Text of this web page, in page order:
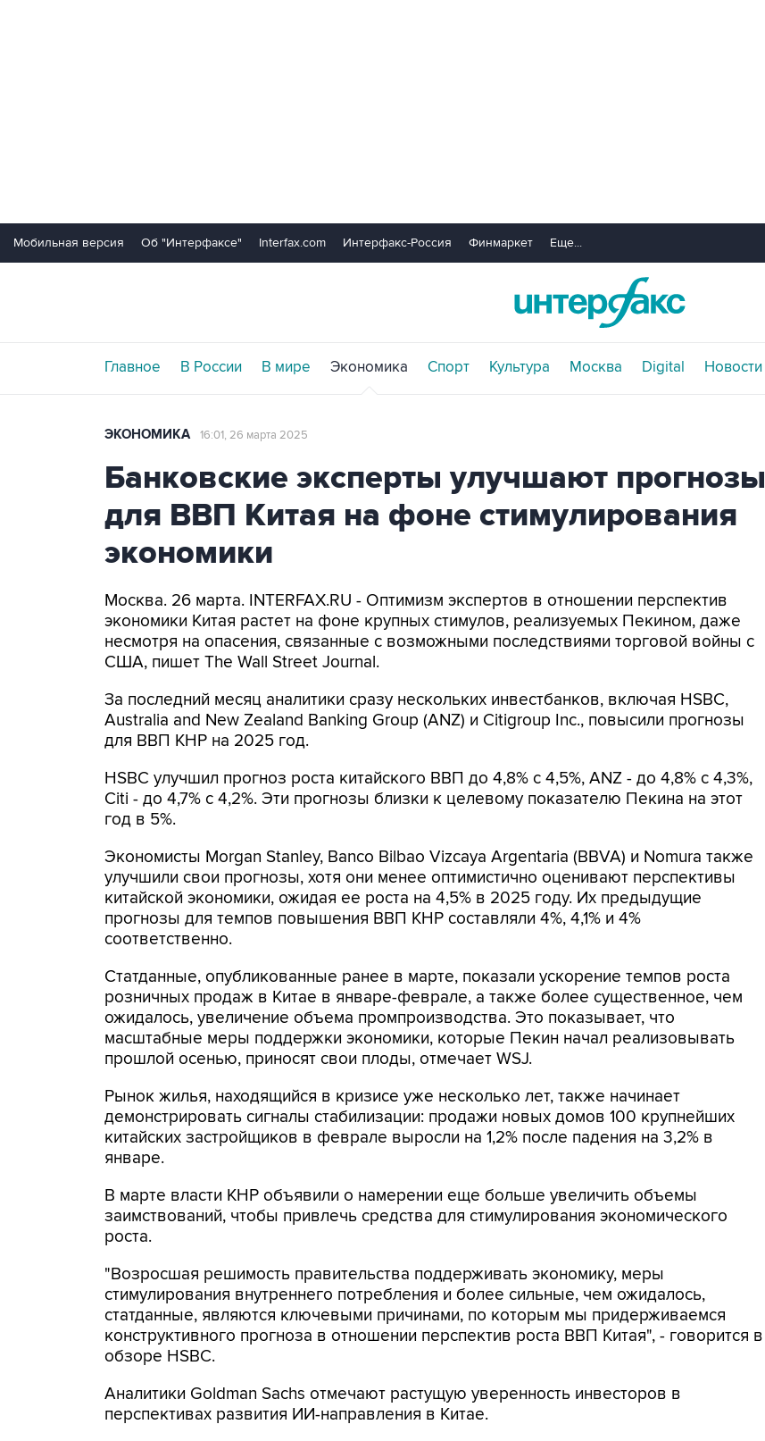
Мобильная версия Об "Интерфаксе" Interfax.com Интерфакс-Россия Финмаркет Еще...
Главное В России В мире Экономика Спорт Культура Москва Digital Новости
ЭКОНОМИКА 16:01, 26 марта 2025
Банковские эксперты улучшают прогнозы
для ВВП Китая на фоне стимулирования
экономики
Москва. 26 марта. INTERFAX.RU - Оптимизм экспертов в отношении перспектив
экономики Китая растет на фоне крупных стимулов, реализуемых Пекином, даже
несмотря на опасения, связанные с возможными последствиями торговой войны с
США, пишет The Wall Street Journal.
За последний месяц аналитики сразу нескольких инвестбанков, включая HSBC,
Australia and New Zealand Banking Group (ANZ) и Citigroup Inc., повысили прогнозы
для ВВП КНР на 2025 год.
HSBC улучшил прогноз роста китайского ВВП до 4,8% с 4,5%, ANZ - до 4,8% с 4,3%,
Citi - до 4,7% с 4,2%. Эти прогнозы близки к целевому показателю Пекина на этот
год в 5%.
Экономисты Morgan Stanley, Banco Bilbao Vizcaya Argentaria (BBVA) и Nomura также
улучшили свои прогнозы, хотя они менее оптимистично оценивают перспективы
китайской экономики, ожидая ее роста на 4,5% в 2025 году. Их предыдущие
прогнозы для темпов повышения ВВП КНР составляли 4%, 4,1% и 4%
соответственно.
Статданные, опубликованные ранее в марте, показали ускорение темпов роста
розничных продаж в Китае в январе-феврале, а также более существенное, чем
ожидалось, увеличение объема промпроизводства. Это показывает, что
масштабные меры поддержки экономики, которые Пекин начал реализовывать
прошлой осенью, приносят свои плоды, отмечает WSJ.
Рынок жилья, находящийся в кризисе уже несколько лет, также начинает
демонстрировать сигналы стабилизации: продажи новых домов 100 крупнейших
китайских застройщиков в феврале выросли на 1,2% после падения на 3,2% в
январе.
В марте власти КНР объявили о намерении еще больше увеличить объемы
заимствований, чтобы привлечь средства для стимулирования экономического
роста.
"Возросшая решимость правительства поддерживать экономику, меры
стимулирования внутреннего потребления и более сильные, чем ожидалось,
статданные, являются ключевыми причинами, по которым мы придерживаемся
конструктивного прогноза в отношении перспектив роста ВВП Китая", - говорится в
обзоре HSBC.
Аналитики Goldman Sachs отмечают растущую уверенность инвесторов в
перспективах развития ИИ-направления в Китае.